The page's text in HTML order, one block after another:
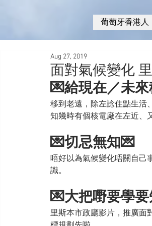
葡萄牙香港人
面對氣候變化
Aug 27, 2019
💌給現在／未
移到老遠，除左諗住點生活
知幾時有個核電廠在左近
💌切忌無知💌
唔好以為氣候變化唔關自己
識。
💌大把嘢要學
里斯本市政廳影片，推廣面